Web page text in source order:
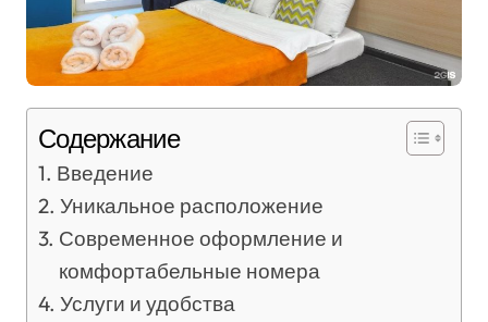
Содержание
Введение
Уникальное расположение
Современное оформление и
комфортабельные номера
Услуги и удобства